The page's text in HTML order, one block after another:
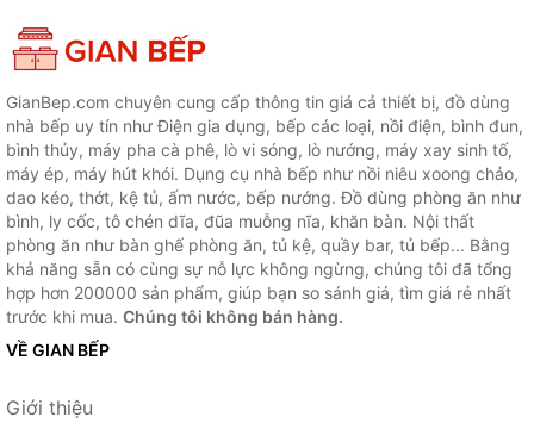
GianBep.com chuyên cung cấp thông tin giá cả thiết bị, đồ dùng
nhà bếp uy tín như Điện gia dụng, bếp các loại, nồi điện, bình đun,
bình thủy, máy pha cà phê, lò vi sóng, lò nướng, máy xay sinh tố,
máy ép, máy hút khói. Dụng cụ nhà bếp như nồi niêu xoong chảo,
dao kéo, thớt, kệ tủ, ấm nước, bếp nướng. Đồ dùng phòng ăn như
bình, ly cốc, tô chén dĩa, đũa muỗng nĩa, khăn bàn. Nội thất
phòng ăn như bàn ghế phòng ăn, tủ kệ, quầy bar, tủ bếp... Bằng
khả năng sẵn có cùng sự nỗ lực không ngừng, chúng tôi đã tổng
hợp hơn 200000 sản phẩm, giúp bạn so sánh giá, tìm giá rẻ nhất
trước khi mua. Chúng tôi không bán hàng.
VỀ GIAN BẾP
Giới thiệu